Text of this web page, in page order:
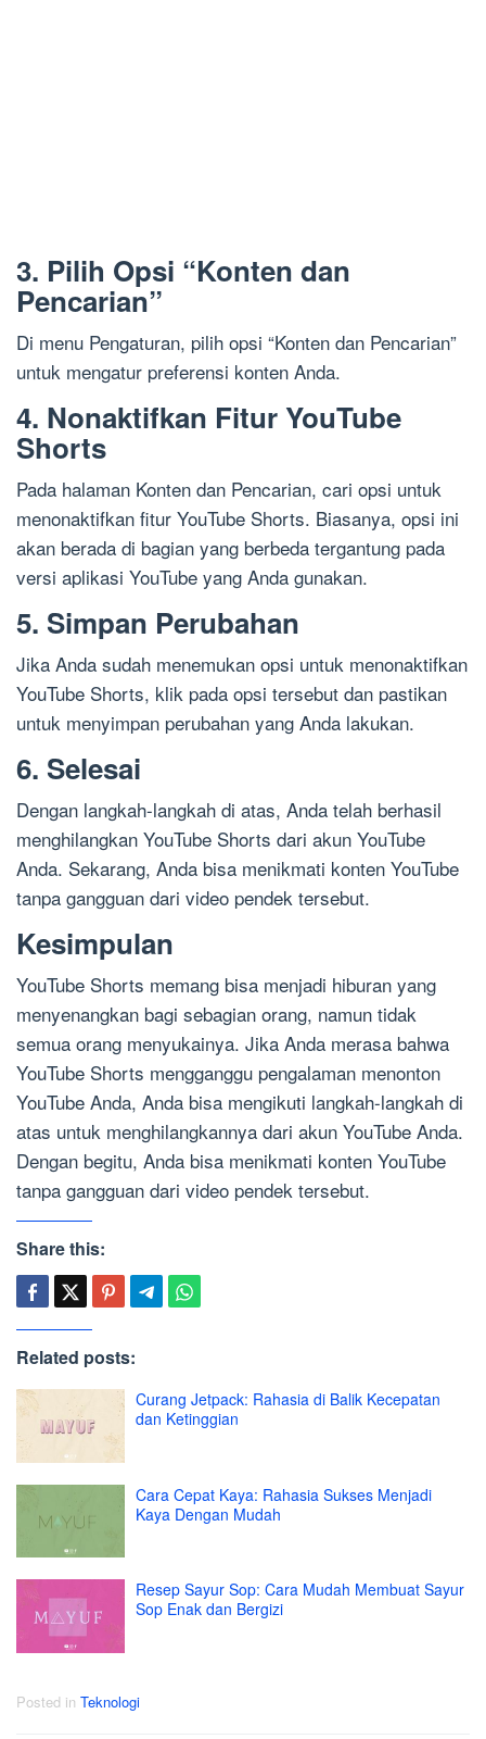
3. Pilih Opsi “Konten dan
Pencarian”
Di menu Pengaturan, pilih opsi “Konten dan Pencarian”
untuk mengatur preferensi konten Anda.
4. Nonaktifkan Fitur YouTube
Shorts
Pada halaman Konten dan Pencarian, cari opsi untuk
menonaktifkan fitur YouTube Shorts. Biasanya, opsi ini
akan berada di bagian yang berbeda tergantung pada
versi aplikasi YouTube yang Anda gunakan.
5. Simpan Perubahan
Jika Anda sudah menemukan opsi untuk menonaktifkan
YouTube Shorts, klik pada opsi tersebut dan pastikan
untuk menyimpan perubahan yang Anda lakukan.
6. Selesai
Dengan langkah-langkah di atas, Anda telah berhasil
menghilangkan YouTube Shorts dari akun YouTube
Anda. Sekarang, Anda bisa menikmati konten YouTube
tanpa gangguan dari video pendek tersebut.
Kesimpulan
YouTube Shorts memang bisa menjadi hiburan yang
menyenangkan bagi sebagian orang, namun tidak
semua orang menyukainya. Jika Anda merasa bahwa
YouTube Shorts mengganggu pengalaman menonton
YouTube Anda, Anda bisa mengikuti langkah-langkah di
atas untuk menghilangkannya dari akun YouTube Anda.
Dengan begitu, Anda bisa menikmati konten YouTube
tanpa gangguan dari video pendek tersebut.
Share this:
Related posts:
Curang Jetpack: Rahasia di Balik Kecepatan
dan Ketinggian
Cara Cepat Kaya: Rahasia Sukses Menjadi
Kaya Dengan Mudah
Resep Sayur Sop: Cara Mudah Membuat Sayur
Sop Enak dan Bergizi
Posted in Teknologi